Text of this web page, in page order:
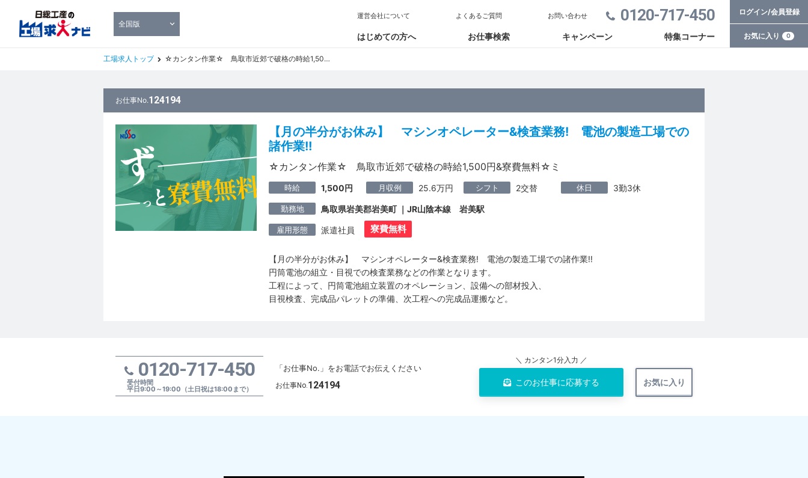
全国版 0120-717-450
はじめての方へ お仕事検索 キャンペーン 特集コーナー
運営会社について よくあるご質問 お問い合わせ ログイン/会員登録
お気に入り 0
工場求人トップ ☆カンタン作業☆ 鳥取市近郊で破格の時給1,500円&寮費無料☆ミ
お仕事No.124194
【月の半分がお休み】 マシンオペレーター&検査業務! 電池の製造工場での
諸作業!!
☆カンタン作業☆ 鳥取市近郊で破格の時給1,500円&寮費無料☆ミ
時給 1,500円 月収例 25.6万円 シフト 2交替 休日 3勤3休
勤務地 鳥取県岩美郡岩美町 ｜JR山陰本線 岩美駅
雇用形態 派遣社員 寮費無料
【月の半分がお休み】 マシンオペレーター&検査業務! 電池の製造工場での諸作業!!
円筒電池の組立・目視での検査業務などの作業となります。
工程によって、円筒電池組立装置のオペレーション、設備への部材投入、
目視検査、完成品パレットの準備、次工程への完成品運搬など。
0120-717-450
受付時間
平日9:00～19:00（土日祝は18:00まで）
「お仕事No.」をお電話でお伝えください
お仕事No. 124194
＼ カンタン1分入力 ／
このお仕事に応募する お気に入り